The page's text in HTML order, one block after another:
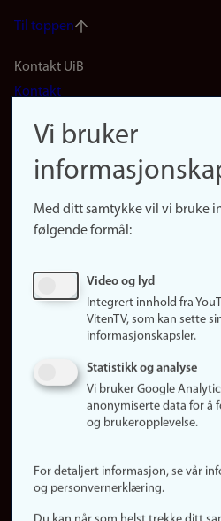
Til toppen
Footer
(no)
Kontakt UiB
Kontakt
Finn forsker
Presse
Finn studier
Ledige stillinger
Om nettstedet
Informasjonskapsler
Personvern
Vi bruker
Med ditt samtykke vil vi bruke
følgende formål:
Video og lyd
Integrert innhold fra
VitenTV, som kan sette
informasjonskapsler.
Statistikk og analyse
Vi bruker Google
anonymiserte data for å
og brukeropplevelse.
For detaljert informasjon, se vår
og personvernerklæring.